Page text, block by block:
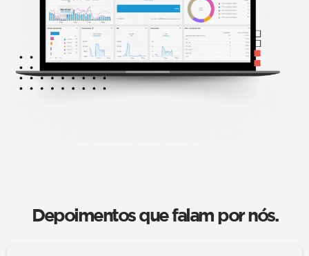
Depoimentos que falam por nós.